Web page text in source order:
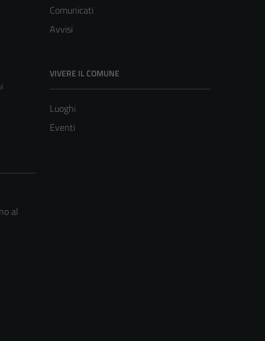
Comunicati
Avvisi
VIVERE IL COMUNE
Luoghi
Eventi
al